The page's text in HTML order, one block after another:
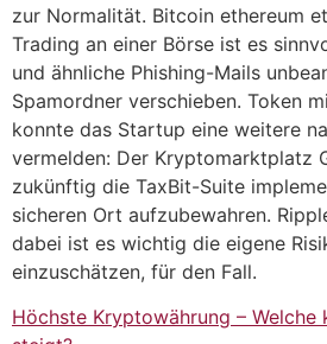
zur Normalität. Bitcoin ethereum
Trading an einer Börse ist es
und ähnliche Phishing-Mails
Spamordner verschieben. Token
konnte das Startup eine weitere
vermelden: Der Kryptomarktplatz
zukünftig die TaxBit-Suite
sicheren Ort aufzubewahren.
dabei ist es wichtig die eigene
einzuschätzen, für den Fall.
Höchste Kryptowährung – Welche